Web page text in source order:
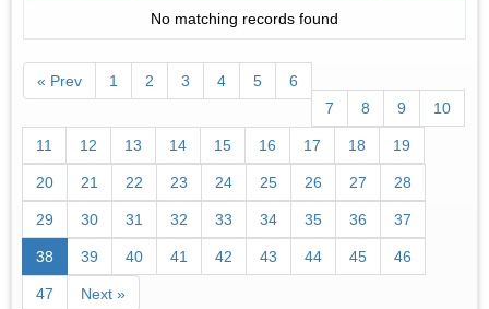
No matching records found
« Prev 1 2 3 4 5
6
7
8 9 10
11 12 13 14 15 16 17 18 19
20 21 22 23 24 25 26 27 28
29 30 31 32 33 34 35 36 37
38 39 40 41 42 43 44 45 46
47 Next »